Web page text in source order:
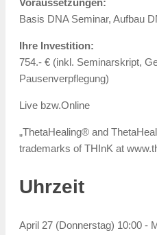
Voraussetzungen:
Basis DNA Seminar, Aufbau
Ihre Investition:
754.- € (inkl. Seminarskript,
Pausenverpflegung)
Live bzw.Online
„ThetaHealing® and
trademarks of THInK at
Uhrzeit
April 27 (Donnerstag) 10:00 -